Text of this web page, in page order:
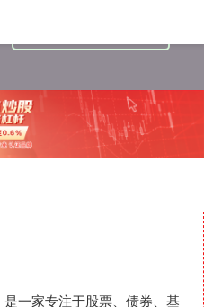
一家专注于股票、债券、基